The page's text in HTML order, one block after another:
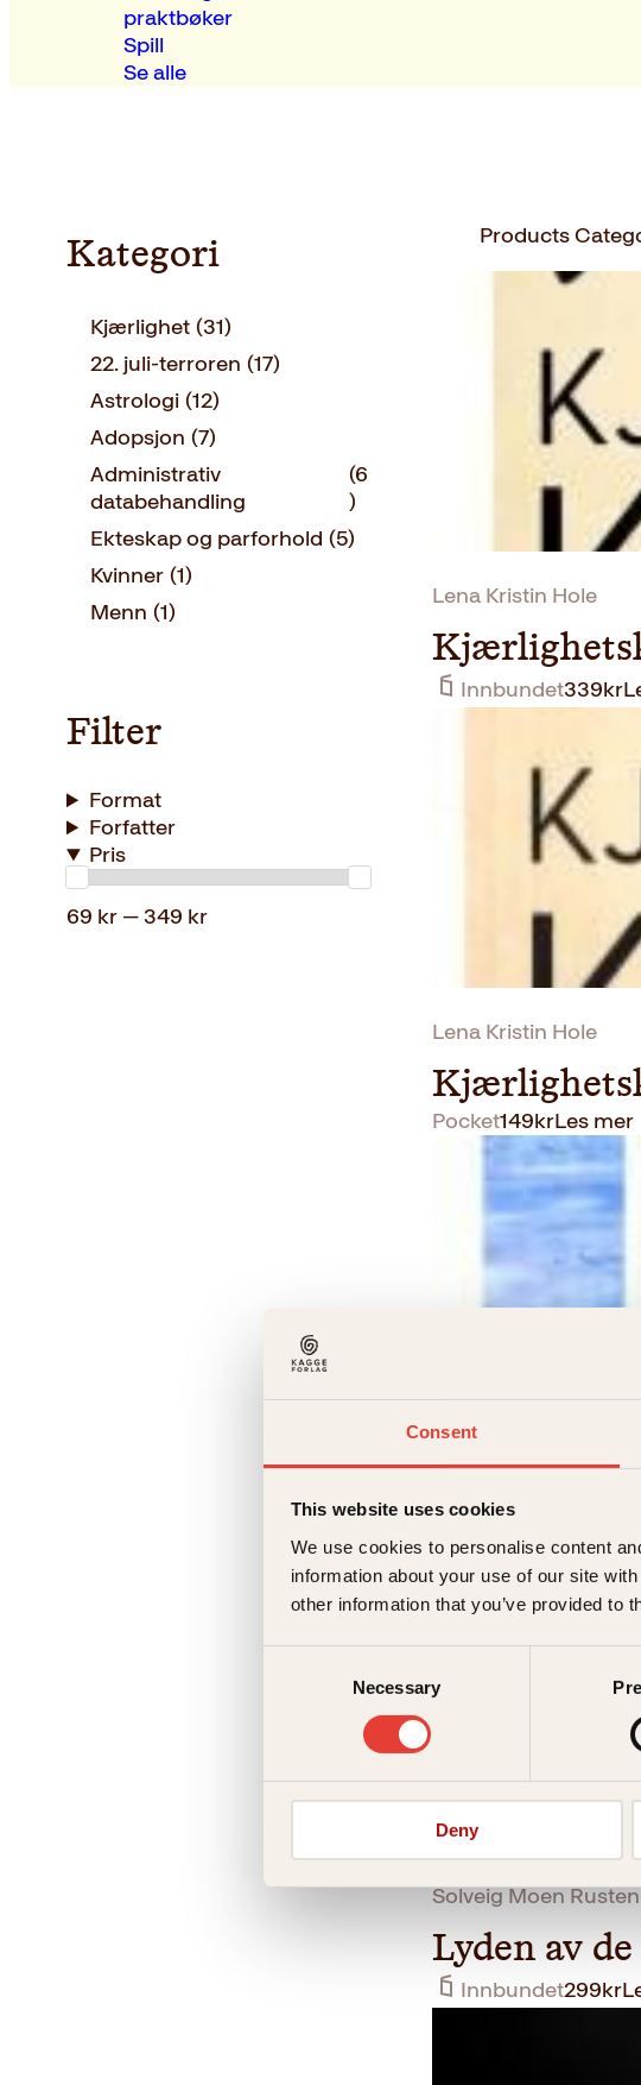
Consent
This website uses cookies
We use cookies to personalise content
information about your use of our site
other information that you’ve provided to
Necessary
Deny
praktbøker
Spill
Se alle
Kategori
Kjærlighet (31)
22. juli-terroren (17)
Astrologi (12)
Adopsjon (7)
Administrativ
databehandling
(6
)
Ekteskap og parforhold (5)
Kvinner (1)
Menn (1)
Filter
Format
Forfatter
Pris
69 kr — 349 kr
Products
Lena Kristin Hole
Innbundet339kr
Lena Kristin Hole
Pocket149krLes mer
Annette Sjursen
Pax
Innbundet299kr
Solveig Moen Rusten
Lyden av
Innbundet299kr